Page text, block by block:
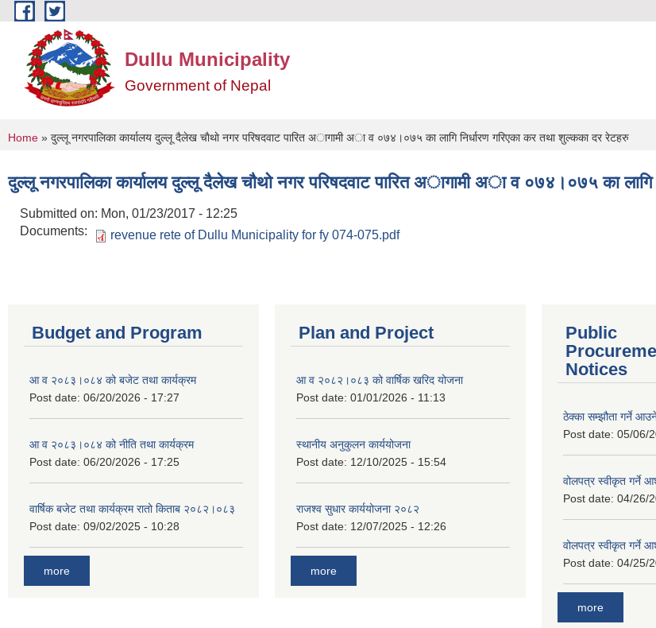
Skip to main content
Dullu Municipality
Government of Nepal
You are here
Home » दुल्लू नगरपालिका कार्यालय दुल्लू दैलेख चाैथाे नगर परिषदवाट पारित अागामी अा व ०७४।०७५ का लागि निर्धारण गरिएका कर तथा शुल्कका दर रेटहरु
दुल्लू नगरपालिका कार्यालय दुल्लू दैलेख चाैथाे नगर परिषदवाट पारित अागामी अा व ०७४।०७५ का
Submitted on: Mon, 01/23/2017 - 12:25
Documents:
revenue rete of Dullu Municipality for fy 074-075.pdf
Budget and Program
आ व २०८३।०८४ को बजेट तथा कार्यक्रम
Post date: 06/20/2026 - 17:27
आ व २०८३।०८४ को नीति तथा कार्यक्रम
Post date: 06/20/2026 - 17:25
वार्षिक बजेट तथा कार्यक्रम रातो किताब २०८२।०८३
Post date: 09/02/2025 - 10:28
more
Plan and Project
आ व २०८२।०८३ को वार्षिक खरिद योजना
Post date: 01/01/2026 - 11:13
स्थानीय अनुकुलन कार्ययोजना
Post date: 12/10/2025 - 15:54
राजश्व सुधार कार्ययोजना २०८२
Post date: 12/07/2025 - 12:26
more
Public
Notices
ठेक्का सम्झौता गर्ने
Post date: 05/06/
वोलपत्र स्वीकृत गर्ने
Post date: 04/26/
वोलपत्र स्वीकृत गर्ने
Post date: 04/25/
more